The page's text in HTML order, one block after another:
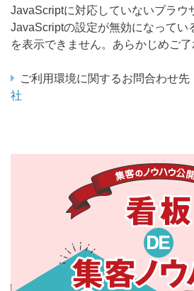
JavaScriptに対応していないブラウ
JavaScriptの設定が無効になってい
を表示できません。あらかじめご了
ご利用環境に関するお問合わせ先
社